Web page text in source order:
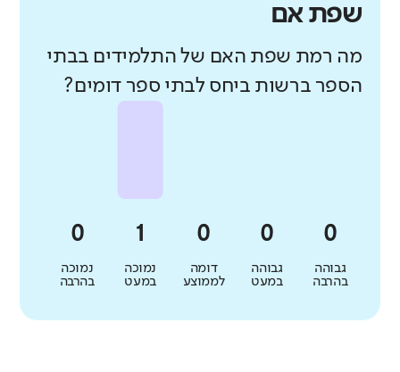
שפת אם
מה רמת שפת האם של התלמידים בבתי
הספר ברשות ביחס לבתי ספר דומים?
גבוהה
בהרבה
גבוהה
במעט
דומה
לממוצע
נמוכה
במעט
נמוכה
בהרבה